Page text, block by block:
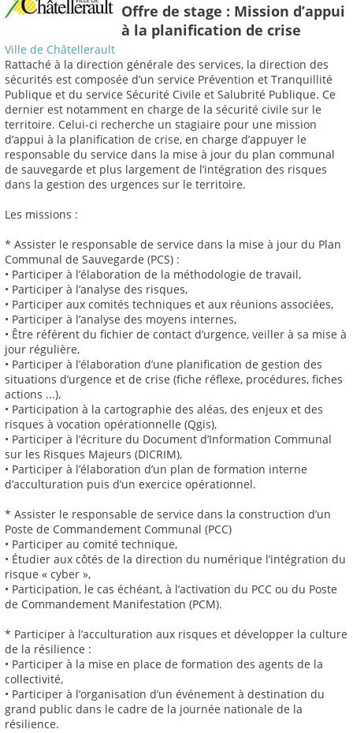
Offre de stage : Mission d’appui
à la planification de crise
Ville de Châtellerault
Rattaché à la direction générale des services, la direction des
sécurités est composée d’un service Prévention et Tranquillité
Publique et du service Sécurité Civile et Salubrité Publique. Ce
dernier est notamment en charge de la sécurité civile sur le
territoire. Celui-ci recherche un stagiaire pour une mission
d’appui à la planification de crise, en charge d’appuyer le
responsable du service dans la mise à jour du plan communal
de sauvegarde et plus largement de l’intégration des risques
dans la gestion des urgences sur le territoire.
Les missions :
* Assister le responsable de service dans la mise à jour du Plan
Communal de Sauvegarde (PCS) :
• Participer à l’élaboration de la méthodologie de travail,
• Participer à l’analyse des risques,
• Participer aux comités techniques et aux réunions associées,
• Participer à l’analyse des moyens internes,
• Être référent du fichier de contact d’urgence, veiller à sa mise à
jour régulière,
• Participer à l’élaboration d’une planification de gestion des
situations d’urgence et de crise (fiche réflexe, procédures, fiches
actions ...),
• Participation à la cartographie des aléas, des enjeux et des
risques à vocation opérationnelle (Qgis),
• Participer à l’écriture du Document d’Information Communal
sur les Risques Majeurs (DICRIM),
• Participer à l’élaboration d’un plan de formation interne
d’acculturation puis d’un exercice opérationnel.
* Assister le responsable de service dans la construction d’un
Poste de Commandement Communal (PCC)
• Participer au comité technique,
• Étudier aux côtés de la direction du numérique l’intégration du
risque « cyber »,
• Participation, le cas échéant, à l’activation du PCC ou du Poste
de Commandement Manifestation (PCM).
* Participer à l’acculturation aux risques et développer la culture
de la résilience :
• Participer à la mise en place de formation des agents de la
collectivité,
• Participer à l’organisation d’un événement à destination du
grand public dans le cadre de la journée nationale de la
résilience.